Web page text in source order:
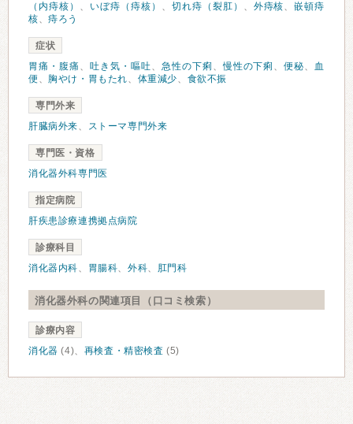
（内痔核） 、 いぼ痔（痔核） 、 切れ痔（裂肛） 、 外痔核、嵌頓痔
核、痔ろう
症状
胃痛・腹痛 、 吐き気・嘔吐、 急性の下痢 、慢性の下痢 、便秘、 血
便、 胸やけ・胃もたれ、 体重減少、 食欲不振
専門外来
肝臓病外来、 ストーマ専門外来
専門医・資格
消化器外科専門医
指定病院
肝疾患診療連携拠点病院
診療科目
消化器内科、 胃腸科、外科、 肛門科
消化器外科の関連項目（口コミ検索）
診療内容
消化器 (4)、 再検査・精密検査 (5)